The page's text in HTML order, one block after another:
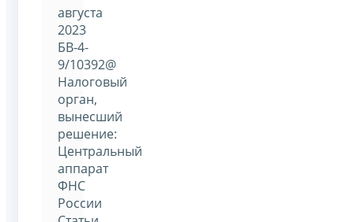
августа
2023
БВ-4-
9/10392@
Налоговый
орган,
вынесший
решение:
Центральный
аппарат
ФНС
России